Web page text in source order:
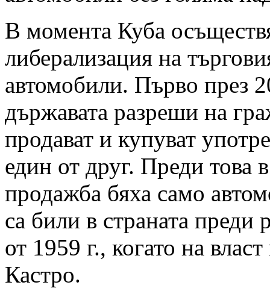
В момента Куба
либерализация на
автомобили. Първо през
държавата разреши на
продават и купуват
един от друг. Преди това
продажба бяха само
са били в страната преди
от 1959 г., когато на
Кастро.